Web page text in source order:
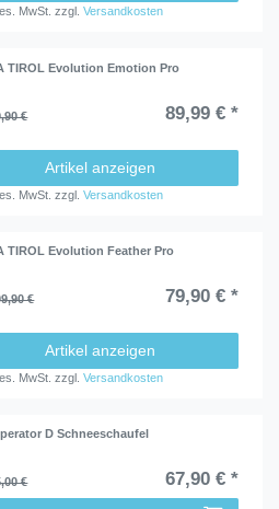
MwSt. zzgl.Versandkosten
TIROL Evolution Emotion Pro
€ 89,99 € *
Artikel anzeigen
MwSt. zzgl.Versandkosten
TIROL Evolution Feather Pro
€ 79,90 € *
Artikel anzeigen
MwSt. zzgl.Versandkosten
D Schneeschaufel
€ 67,90 € *